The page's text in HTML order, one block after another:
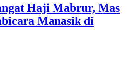
Haji Mabrur, Mas
Manasik di